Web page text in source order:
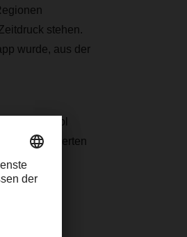
stehen.
wurde, aus der
Tool
gesteuerten
von
Systems.